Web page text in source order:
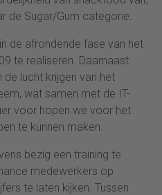
de Sugar/Gum categorie.
de afrondende fase van het
te realiseren. Daarnaast
de lucht krijgen van het
wat samen met de IT-
voor hopen we voor het
te kunnen maken.
bezig een training te
medewerkers op
te laten kijken. Tussen